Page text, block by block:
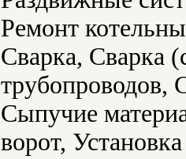
Ремонт
Сварка, Сварка
трубопроводов,
Сыпучие
ворот,